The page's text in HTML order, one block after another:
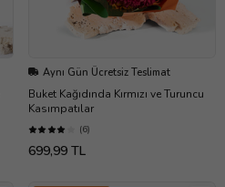
Aynı Gün Ücretsiz Teslimat
Buket Kağıdında Kırmızı ve Turuncu
Kasımpatılar
(6)
699,99 TL